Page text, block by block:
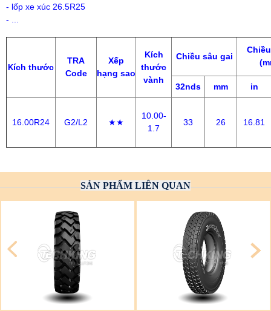
- lốp xe xúc 26.5R25
- ...
Kích thước
TRA
Code
Xếp
hạng sao
Kích
thước
vành
Chiều sâu gai
32nds mm in
16.00R24 G2/L2 ★★
10.00-
1.7
33 26 16.81
SẢN PHẨM LIÊN QUAN